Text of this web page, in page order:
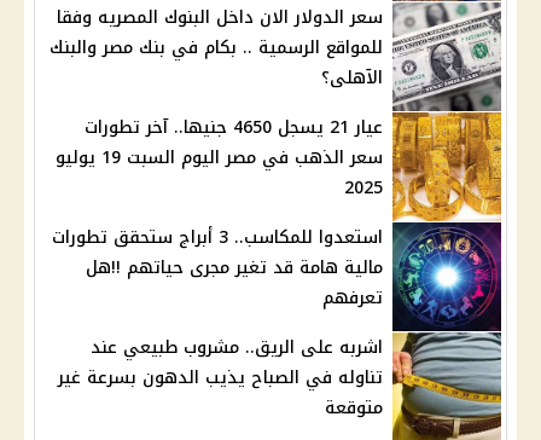
سعر الدولار الان داخل البنوك المصريه وفقا
للمواقع الرسمية .. بكام في بنك مصر والبنك
الآهلى؟
عيار 21 يسجل 4650 جنيها.. آخر تطورات
سعر الذهب في مصر اليوم السبت 19 يوليو
2025
استعدوا للمكاسب.. 3 أبراج ستحقق تطورات
مالية هامة قد تغير مجرى حياتهم !!هل
تعرفهم
اشربه على الريق.. مشروب طبيعي عند
تناوله في الصباح يذيب الدهون بسرعة غير
متوقعة